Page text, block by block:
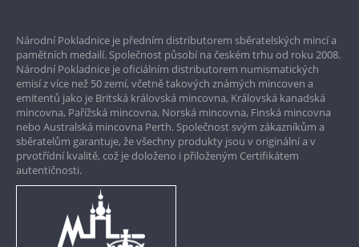
Garance nejvyšší kvality
Pouze originální produkty
Národní Pokladnice je předním distributorem sběratelských mincí a
pamětních medailí. Společnost působí na českém trhu od roku 2008.
Národní Pokladnice je oficiálním distributorem numismatických
emisí z více než 50 zemí, včetně takových známých mincoven a
emitentů jako je Britská královská mincovna, Královská kanadská
mincovna, Pařížská mincovna, Norská mincovna, Finská mincovna
nebo Australská mincovna Perth. Společnost svým zákazníkům a
sběratelům garantuje, že všechny produkty jsou v originální a v
prvotřídní kvalitě, což je doloženo i přiloženým Certifikátem
autentičnosti.